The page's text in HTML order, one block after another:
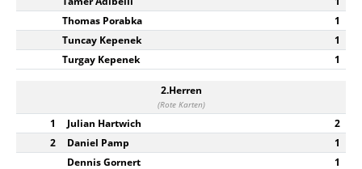
Thomas Porabka
1
Tuncay Kepenek
1
Turgay Kepenek
1
2.Herren
(Rote Karten)
1 Julian Hartwich
2
2
Daniel Pamp
1
Dennis Gornert
1